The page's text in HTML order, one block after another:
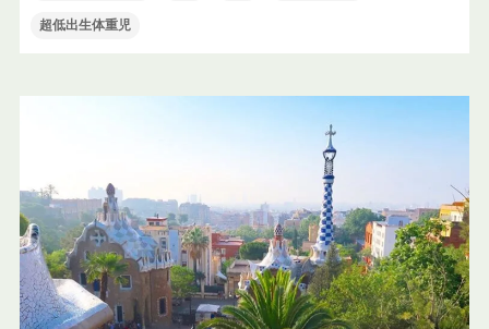
超低出生体重児